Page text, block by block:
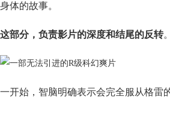
身体的故事。
这部分，负责影片的深度和结尾的反转。
一开始，智脑明确表示会完全服从格雷